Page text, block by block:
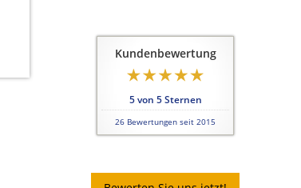
Kundenbewertung
5von 5Sternen
26 Bewertungen seit 2015